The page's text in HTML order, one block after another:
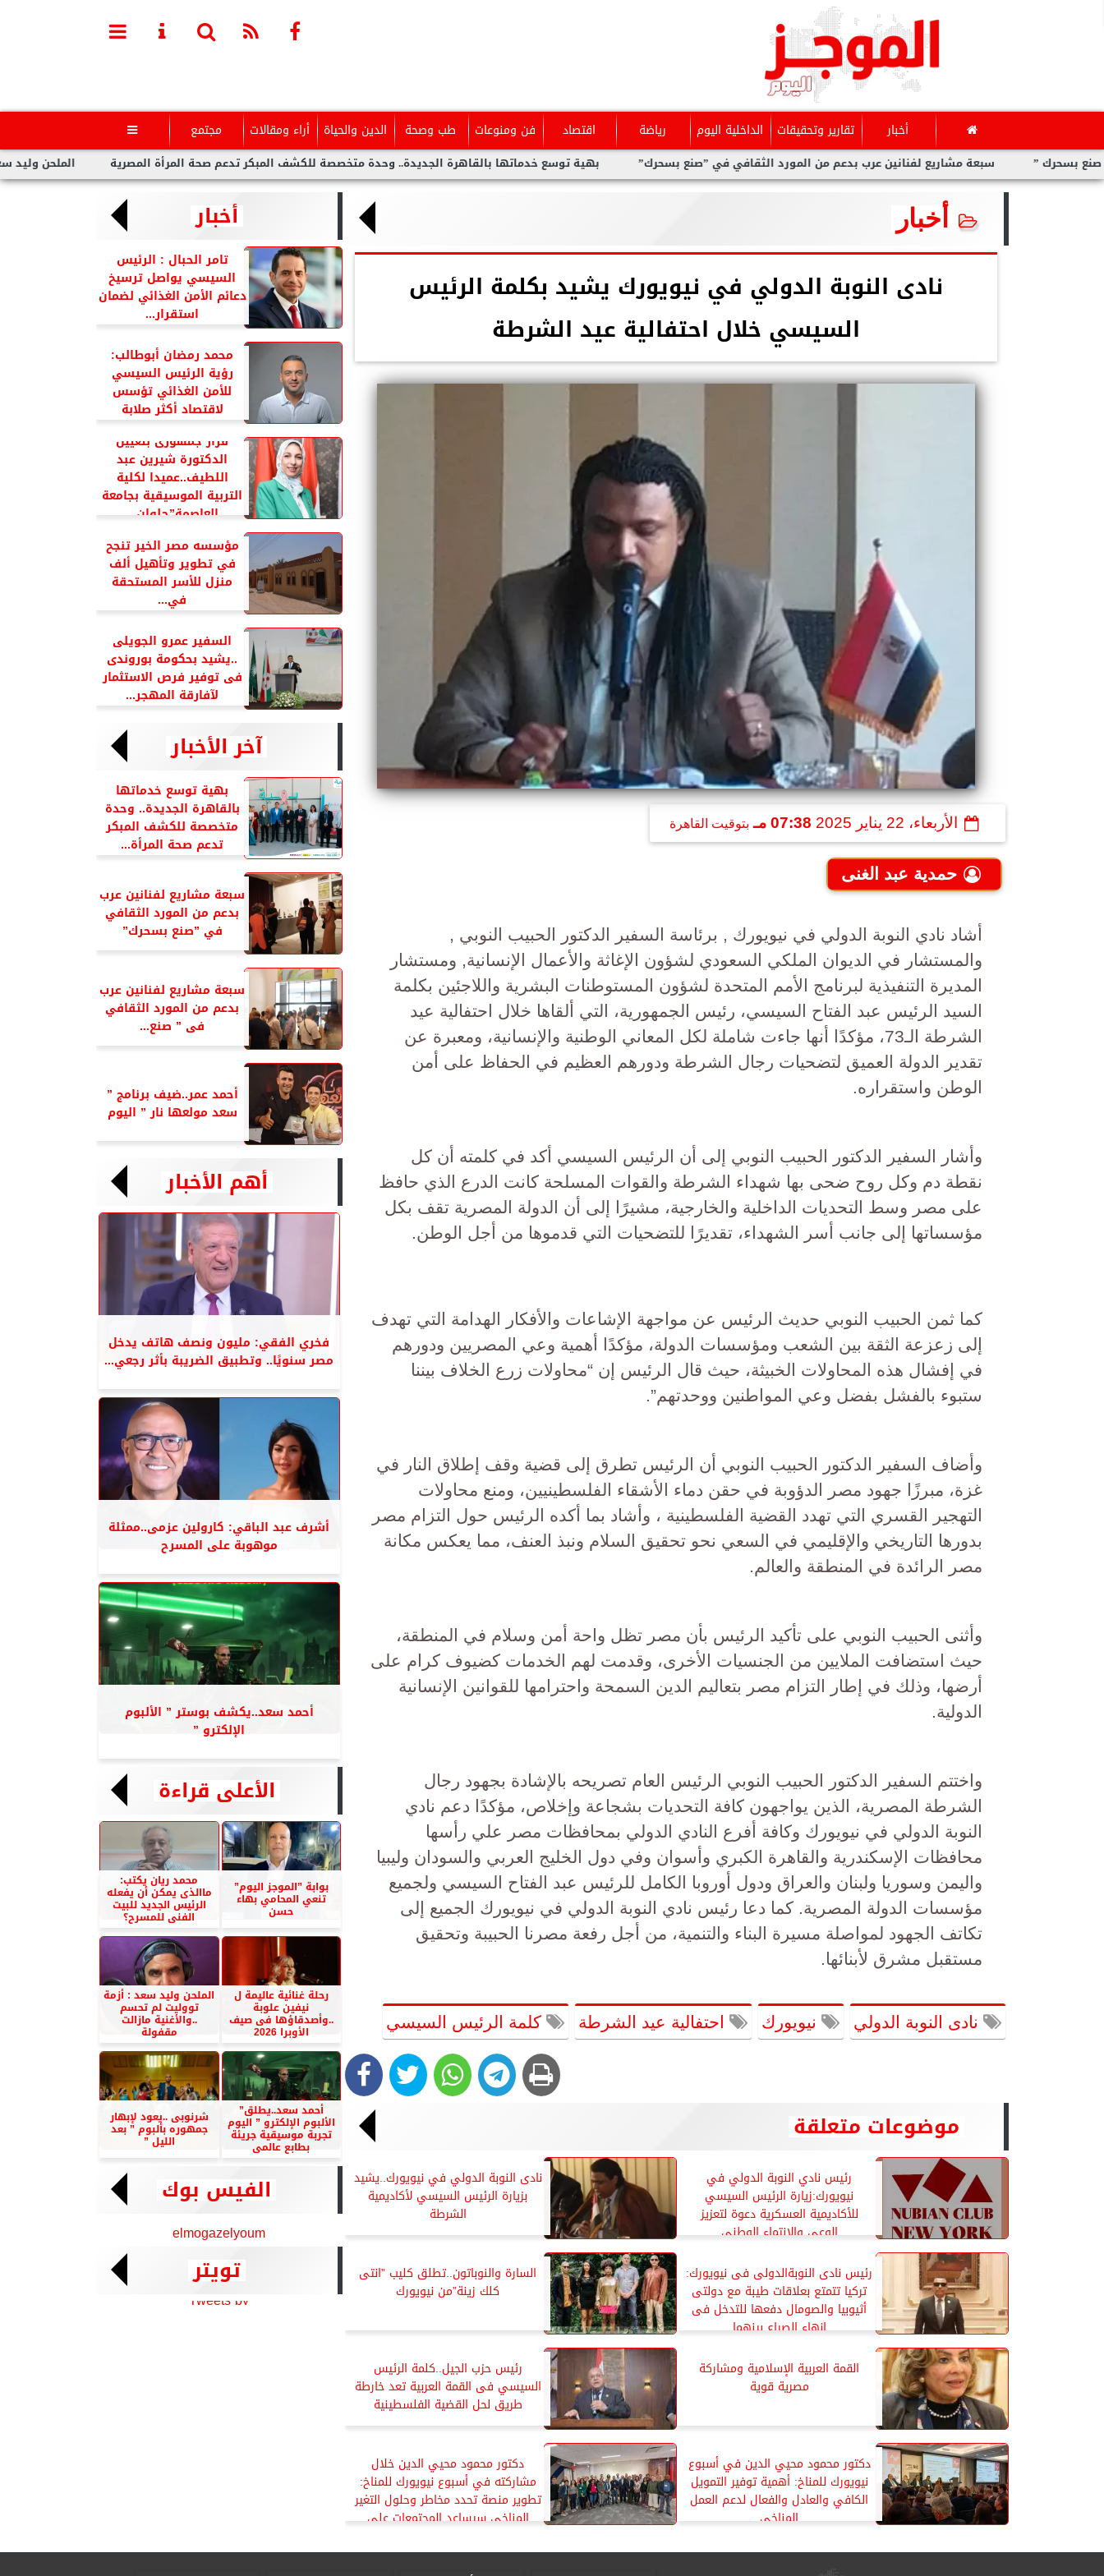
أخبار تقارير وتحقيقات الداخلية اليوم رياضة اقتصاد فن ومنوعات طب وصحة الدين والحياة أراء ومقالات مجتمع 
الملحن وليد سعد : أزمة بهية توسع خدماتها بالقاهرة الجديدة.. وحدة متخصصة للكشف المبكر تدعم صحة المرأة المصرية سبعة مشاريع لفنانين عرب بدعم من المورد الثقافي في ”صنع بسحرك” ”
أخبار
نادى النوبة الدولي في نيويورك يشيد بكلمة الرئيس
السيسي خلال احتفالية عيد الشرطة
الأربعاء، 22 يناير 2025 07:38 مـ بتوقيت القاهرة
حمدية عبد الغنى
أشاد نادي النوبة الدولي في نيويورك , برئاسة السفير الدكتور الحبيب النوبي ,
والمستشار في الديوان الملكي السعودي لشؤون الإغاثة والأعمال الإنسانية, ومستشار
المديرة التنفيذية لبرنامج الأمم المتحدة لشؤون المستوطنات البشرية واللاجئين بكلمة
السيد الرئيس عبد الفتاح السيسي، رئيس الجمهورية، التي ألقاها خلال احتفالية عيد
الشرطة الـ73، مؤكدًا أنها جاءت شاملة لكل المعاني الوطنية والإنسانية، ومعبرة عن
تقدير الدولة العميق لتضحيات رجال الشرطة ودورهم العظيم في الحفاظ على أمن
الوطن واستقراره.
وأشار السفير الدكتور الحبيب النوبي إلى أن الرئيس السيسي أكد في كلمته أن كل
نقطة دم وكل روح ضحى بها شهداء الشرطة والقوات المسلحة كانت الدرع الذي حافظ
على مصر وسط التحديات الداخلية والخارجية، مشيرًا إلى أن الدولة المصرية تقف بكل
مؤسساتها إلى جانب أسر الشهداء، تقديرًا للتضحيات التي قدموها من أجل الوطن.
كما ثمن الحبيب النوبي حديث الرئيس عن مواجهة الإشاعات والأفكار الهدامة التي تهدف
إلى زعزعة الثقة بين الشعب ومؤسسات الدولة، مؤكدًا أهمية وعي المصريين ودورهم
في إفشال هذه المحاولات الخبيثة، حيث قال الرئيس إن “محاولات زرع الخلاف بيننا
ستبوء بالفشل بفضل وعي المواطنين ووحدتهم”.
وأضاف السفير الدكتور الحبيب النوبي أن الرئيس تطرق إلى قضية وقف إطلاق النار في
غزة، مبرزًا جهود مصر الدؤوبة في حقن دماء الأشقاء الفلسطينيين، ومنع محاولات
التهجير القسري التي تهدد القضية الفلسطينية ، وأشاد بما أكده الرئيس حول التزام مصر
بدورها التاريخي والإقليمي في السعي نحو تحقيق السلام ونبذ العنف، مما يعكس مكانة
مصر الرائدة في المنطقة والعالم.
وأثنى الحبيب النوبي على تأكيد الرئيس بأن مصر تظل واحة أمن وسلام في المنطقة،
حيث استضافت الملايين من الجنسيات الأخرى، وقدمت لهم الخدمات كضيوف كرام على
أرضها، وذلك في إطار التزام مصر بتعاليم الدين السمحة واحترامها للقوانين الإنسانية
الدولية.
واختتم السفير الدكتور الحبيب النوبي الرئيس العام تصريحه بالإشادة بجهود رجال
الشرطة المصرية، الذين يواجهون كافة التحديات بشجاعة وإخلاص، مؤكدًا دعم نادي
النوبة الدولي في نيويورك وكافة أفرع النادي الدولي بمحافظات مصر علي رأسها
محافظات الإسكندرية والقاهرة الكبري وأسوان وفي دول الخليج العربي والسودان وليبيا
واليمن وسوريا ولبنان والعراق ودول أوروبا الكامل للرئيس عبد الفتاح السيسي ولجميع
مؤسسات الدولة المصرية. كما دعا رئيس نادي النوبة الدولي في نيويورك الجميع إلى
تكاتف الجهود لمواصلة مسيرة البناء والتنمية، من أجل رفعة مصرنا الحبيبة وتحقيق
مستقبل مشرق لأبنائها.
نادى النوبة الدولي نيويورك احتفالية عيد الشرطة كلمة الرئيس السيسي
موضوعات متعلقة
رئيس نادي النوبة الدولي في
نيويورك:زيارة الرئيس السيسي
للأكاديمية العسكرية دعوة لتعزيز
الوعى والإنتماء الوطنى
نادى النوبة الدولي في نيويورك..يشيد
بزيارة الرئيس السيسي لأكاديمية
الشرطة
رئيس نادى النوبةالدولى فى نيويورك:
تركيا تتمتع بعلاقات طيبة مع دولتى
أثيوبيا والصومال دفعها للتدخل فى
إنهاء الصراع بينهما
السارة والنوباتون..تطلق كليب ”انتى
كلك زينة”من نيويورك
القمة العربية الإسلامية ومشاركة
مصرية قوية
رئيس حزب الجيل..كلمة الرئيس
السيسي فى القمة العربية تعد خارطة
طريق لحل القضية الفلسطينية
دكتور محمود محيي الدين في أسبوع
نيويورك للمناخ: أهمية توفير التمويل
الكافي والعادل والفعال لدعم العمل
المناخي
دكتور محمود محيي الدين خلال
مشاركته في أسبوع نيويورك للمناخ:
تطوير منصة تحدد مخاطر وحلول التغير
المناخي سيساعد المجتمعات على
أخبار
تامر الحبال : الرئيس
السيسي يواصل ترسيخ
دعائم الأمن الغذائي لضمان
استقرار...
محمد رمضان أبوطالب:
رؤية الرئيس السيسي
للأمن الغذائي تؤسس
لاقتصاد أكثر صلابة
قرار جمهورى بتعيين
الدكتورة شيرين عبد
اللطيف..عميدا لكلية
التربية الموسيقية بجامعة
العاصمة”حلوان...
مؤسسه مصر الخير تنجح
في تطوير وتأهيل ألف
منزل للأسر المستحقة
في...
السفير عمرو الجويلى
..يشيد بحكومة بوروندى
فى توفير فرص الاستثمار
لآفارقة المهجر...
آخر الأخبار
بهية توسع خدماتها
بالقاهرة الجديدة.. وحدة
متخصصة للكشف المبكر
تدعم صحة المرأة...
سبعة مشاريع لفنانين عرب
بدعم من المورد الثقافي
في ”صنع بسحرك”
سبعة مشاريع لفنانين عرب
بدعم من المورد الثقافي
فى ” صنع...
أحمد عمر..ضيف برنامج ”
سعد مولعها نار ” اليوم
أهم الأخبار
فخري الفقي: مليون ونصف هاتف يدخل
مصر سنويًا.. وتطبيق الضريبة بأثر رجعي...
أشرف عبد الباقي: كارولين عزمى..ممثلة
موهوبة على المسرح
أحمد سعد..يكشف بوستر ” الألبوم
الإلكترو ”
الأعلى قراءة
بوابة ”الموجز اليوم”
تنعي المحامي بهاء
حسن
محمد ريان يكتب:
ماالذى يمكن أن يفعله
الرئيس الجديد للبيت
الفنى للمسرح؟
رحلة غنائية عاليمة ل
نيفين علوبة
..وأصدقاؤها فى صيف
الأوبرا 2026
الملحن وليد سعد : أزمة
تووليت لم تحسم
..والأغنية مازالت
مقفولة
أحمد سعد..يطلق”
الألبوم الإلكترو ” اليوم
تجربة موسيقية جريئة
بطابع عالمى
شرنوبى ..يعود لإبهار
جمهوره بألبوم ” بعد
الليل ”
الفيس بوك
elmogazelyoum
تويتر
Tweets by